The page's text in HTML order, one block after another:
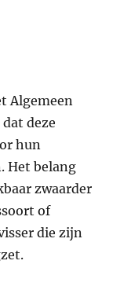
Algemeen
deze
hun
Het belang
zwaarder
of
die zijn